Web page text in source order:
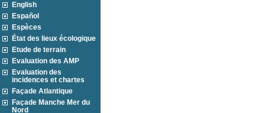
English
Español
Espèces
État des lieux écologique
Etude de terrain
Evaluation des AMP
Evaluation des
incidences et chartes
Façade Atlantique
Façade Manche Mer du
Nord